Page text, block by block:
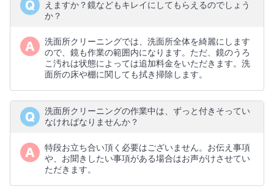
えますか？鏡などもキレイにしてもらえるのでしょう
か？
洗面所クリーニングでは、洗面所全体を綺麗にします
ので、鏡も作業の範囲内になります。ただ、鏡のうろ
こ汚れは状態によっては追加料金をいただきます。洗
面所の床や棚に関しても拭き掃除します。
洗面所クリーニングの作業中は、ずっと付きそってい
なければなりませんか？
特段お立ち合い頂く必要はございません。お伝え事項
や、お聞きしたい事項がある場合はお声がけさせてい
ただきます。